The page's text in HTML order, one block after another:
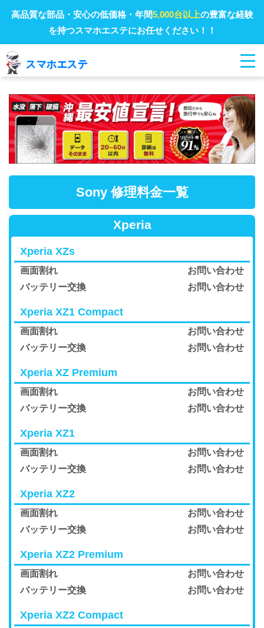
高品質な部品・安心の低価格・年間5,000台以上の豊富な経験
を持つスマホエステにお任せください！！
Sony 修理料金一覧
Xperia
Xperia XZs
画面割れ
お問い合わせ
バッテリー交換
お問い合わせ
Xperia XZ1 Compact
画面割れ
お問い合わせ
バッテリー交換
お問い合わせ
Xperia XZ Premium
画面割れ
お問い合わせ
バッテリー交換
お問い合わせ
Xperia XZ1
画面割れ
お問い合わせ
バッテリー交換
お問い合わせ
Xperia XZ2
画面割れ
お問い合わせ
バッテリー交換
お問い合わせ
Xperia XZ2 Premium
画面割れ
お問い合わせ
バッテリー交換
お問い合わせ
Xperia XZ2 Compact